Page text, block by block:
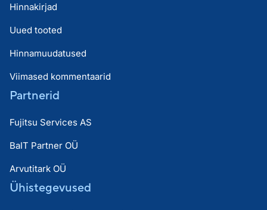
Hinnakirjad
Uued tooted
Hinnamuudatused
Viimased kommentaarid
Partnerid
Fujitsu Services AS
BaIT Partner OÜ
Arvutitark OÜ
Ühistegevused